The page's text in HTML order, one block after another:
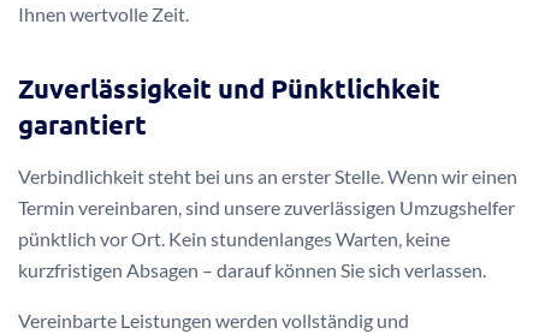
Ihnen wertvolle Zeit.
Zuverlässigkeit und Pünktlichkeit
garantiert
Verbindlichkeit steht bei uns an erster Stelle. Wenn wir einen
Termin vereinbaren, sind unsere zuverlässigen Umzugshelfer
pünktlich vor Ort. Kein stundenlanges Warten, keine
kurzfristigen Absagen – darauf können Sie sich verlassen.
Vereinbarte Leistungen werden vollständig und